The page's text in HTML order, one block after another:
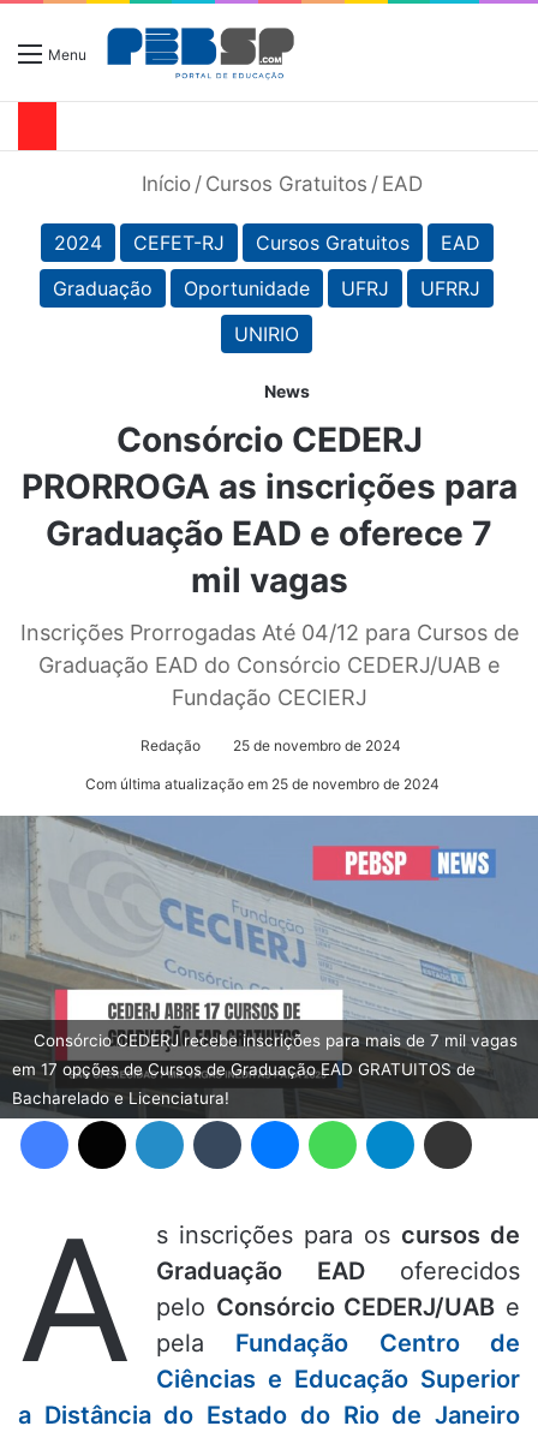
Menu
Início / Cursos Gratuitos / EAD
2024 CEFET-RJ Cursos Gratuitos
EAD
Graduação
Oportunidade UFRJ
UFRRJ
UNIRIO
News
Consórcio CEDERJ
PRORROGA as inscrições para
Graduação EAD e oferece 7
mil vagas
Inscrições Prorrogadas Até 04/12 para Cursos de
Graduação EAD do Consórcio CEDERJ/UAB e
Fundação CECIERJ
Redação 25 de novembro de 2024
Com última atualização em 25 de novembro de 2024
Consórcio CEDERJ recebe inscrições para mais de 7 mil vagas
em 17 opções de Cursos de Graduação EAD GRATUITOS de
Bacharelado e Licenciatura!
Facebook X Linkedin Tumblr Messenger WhatsApp Telegram Compartilhar via e-mail
A s inscrições para os cursos de
Graduação EADoferecidos
pelo Consórcio CEDERJ/UAB e
pela Fundação Centro de
Ciências e Educação Superior
a Distância do Estado do Rio de Janeiro